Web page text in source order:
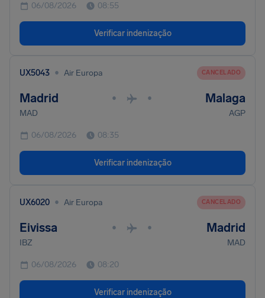
06/08/2026 08:55
Verificar indenização
UX5043 • Air Europa CANCELADO
Madrid • • Malaga
MAD AGP
06/08/2026 08:35
Verificar indenização
UX6020 • Air Europa CANCELADO
Eivissa • • Madrid
IBZ MAD
06/08/2026 08:20
Verificar indenização